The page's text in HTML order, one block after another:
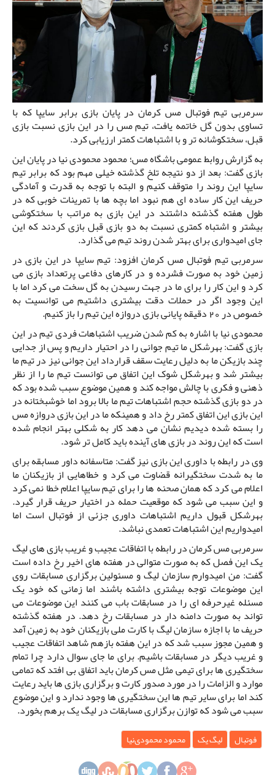
سرمربی تیم فوتبال مس کرمان در پایان بازی برابر سایپا که با
تساوی بدون گل خاتمه یافت، تیم مس را در این بازی نسبت بازی
قبل، سختکوشانه تر و با اشتباهات کمتر ارزیابی کرد.
به گزارش روابط عمومی باشگاه مس؛ محمود محمودی نیا در پایان این
بازی گفت: بعد از دو نتیجه تلخ گذشته خیلی مهم بود که برابر تیم
سایپا این روند را متوقف کنیم و البته با توجه به قدرت و آمادگی
حریف این کار ساده ای هم نبود اما بچه ها با تمرینات خوبی که در
طول هفته گذشته داشتند در این بازی به مراتب با سختکوشی
بیشتر و اشتباه کمتری نسبت به دو بازی قبل بازی کردند که این
جای امیدواری برای بهتر شدن روند تیم می گذارد.
سرمربی تیم فوتبال مس کرمان افزود: تیم سایپا در این بازی در
زمین خود به صورت فشرده و در کارهای دفاعی پرتعداد بازی می
کرد و این کار را برای ما در جهت رسیدن به گل سخت می کرد اما با
این وجود اگر در حملات دقت بیشتری داشتیم می توانسیت به
خصوص در 20 دقیقه پایانی بازی دروازه این تیم را باز کنیم.
محمودی نیا با اشاره به کم شدن ضریب اشتباهات فردی تیم در این
بازی گفت: بهرشکل ما تیم جوانی را در احتیار داریم و پس از جدایی
چند بازیکن ما به دلیل رعایت سقف قرارداد این جوانی نیز در تیم ما
بیشتر شد و بهرشکل شوک این اتفاق می توانست تیم ما را از نظر
ذهنی و فکری با چالش مواجه کند و همین موضوع سبب شده بود که
در دو بازی گذشته حجم اشتباهات تیم ما بالا برود اما خوشبختانه در
این بازی این اتفاق کمتر رخ داد و همینکه ما در این بازی دروازه مس
را بسته شده دیدیم نشان می دهد کار به شکلی بهتر انجام شده
است که این روند در بازی های آینده باید کامل تر شود.
وی در رابطه با داوری این بازی نیز گفت: متاسفانه داور مسابقه برای
ما به شدت سختگیرانه قضاوت می کرد و خطاهایی از بازیکنان ما
اعلام می کرد که همان صحنه ها را برای تیم سایپا اعلام خطا نمی کرد
و این سبب می شود که موقعیت حمله در اختیار حریف قرار گیرد.
بهرشکل قبول داریم اشتباهات داوری جزئی از فوتبال است اما
امیدواریم این اشتباهات تعمدی نباشد.
سرمربی مس کرمان در رابطه با اتفاقات عجیب و غریب بازی های لیگ
یک این فصل که به صورت متوالی در هفته های اخیر رخ داده است
گفت: من امیدوارم سازمان لیگ و مسئولین برگزاری مسابقات روی
این موضوعات توجه بیشتری داشته باشند اما زمانی که خود یک
مسئله غیرحرفه ای را در مسابقات باب می کنند این موضوعات می
تواند به صورت دامنه دار در مسابقات رخ دهد. در هفته گذشته
حریف ما با اجازه سازمان لیگ با کارت ملی بازیکنان خود به زمین آمد
و همین مجوز سبب شد که در این هفته بازهم شاهد اتفاقات عجیب
و غریب دیگر در مسابقات باشیم. برای ما جای سوال دارد چرا تمام
سختگیری ها برای تیمی مثل مس کرمان باید اتفاق بی افتد که تمامی
موارد و الزامات را در مورد صدور کارت و برگزاری بازی ها باید رعایت
کند اما برای سایر تیم ها این سختگیری ها وجود ندارد و این موضوع
سبب می شود که توازن برگزاری مسابقات در لیگ یک برهم بخورد.
فوتبال لیگ یک محمود محمودی‌نیا